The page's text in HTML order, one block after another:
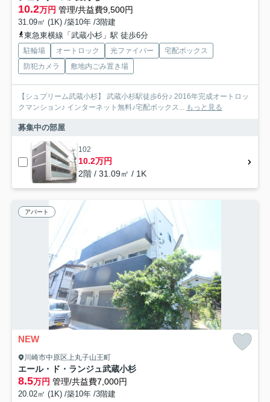
10.2万円 管理/共益費9,500円
31.09㎡ (1K) /築10年 /3階建
東急東横線「武蔵小杉」駅 徒歩6分
駐輪場 オートロック 光ファイバー
宅配ボックス
防犯カメラ
敷地内ごみ置き場
【シュプリーム武蔵小杉】 武蔵小杉駅徒歩6分♪ 2016年完成オートロッ
クマンション♪ インターネット無料♪宅配ボックス... もっと見る
募集中の部屋
102
10.2万円
2階 / 31.09㎡ / 1K
アパート
NEW
川崎市中原区上丸子山王町
エール・ド・ランジュ武蔵小杉
8.5万円 管理/共益費7,000円
20.02㎡ (1K) /築10年 /3階建